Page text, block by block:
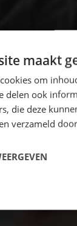
maakt
om
delen ook
die deze
verzameld